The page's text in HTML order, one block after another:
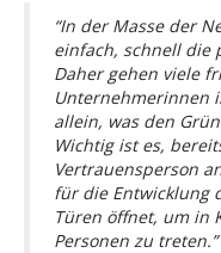
“In der Masse der
einfach, schnell die
Daher gehen viele
Unternehmerinnen
allein, was den
Wichtig ist es,
Vertrauensperson
für die Entwicklung
Türen öffnet, um in
Personen zu treten.”